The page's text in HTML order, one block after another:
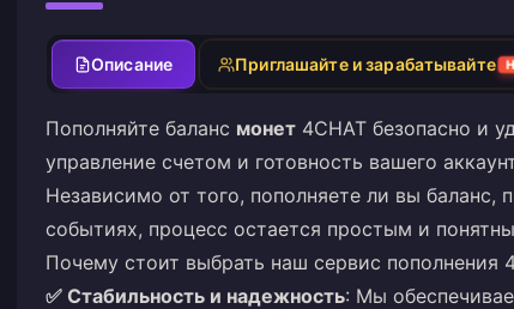
Описание Приглашайте и зарабатывайте
Пополняйте баланс монет 4CHAT безопасно и
управление счетом и готовность вашего
Независимо от того, пополняете ли вы баланс,
событиях, процесс остается простым и
Почему стоит выбрать наш сервис пополнения
✅ Стабильность и надежность: Мы